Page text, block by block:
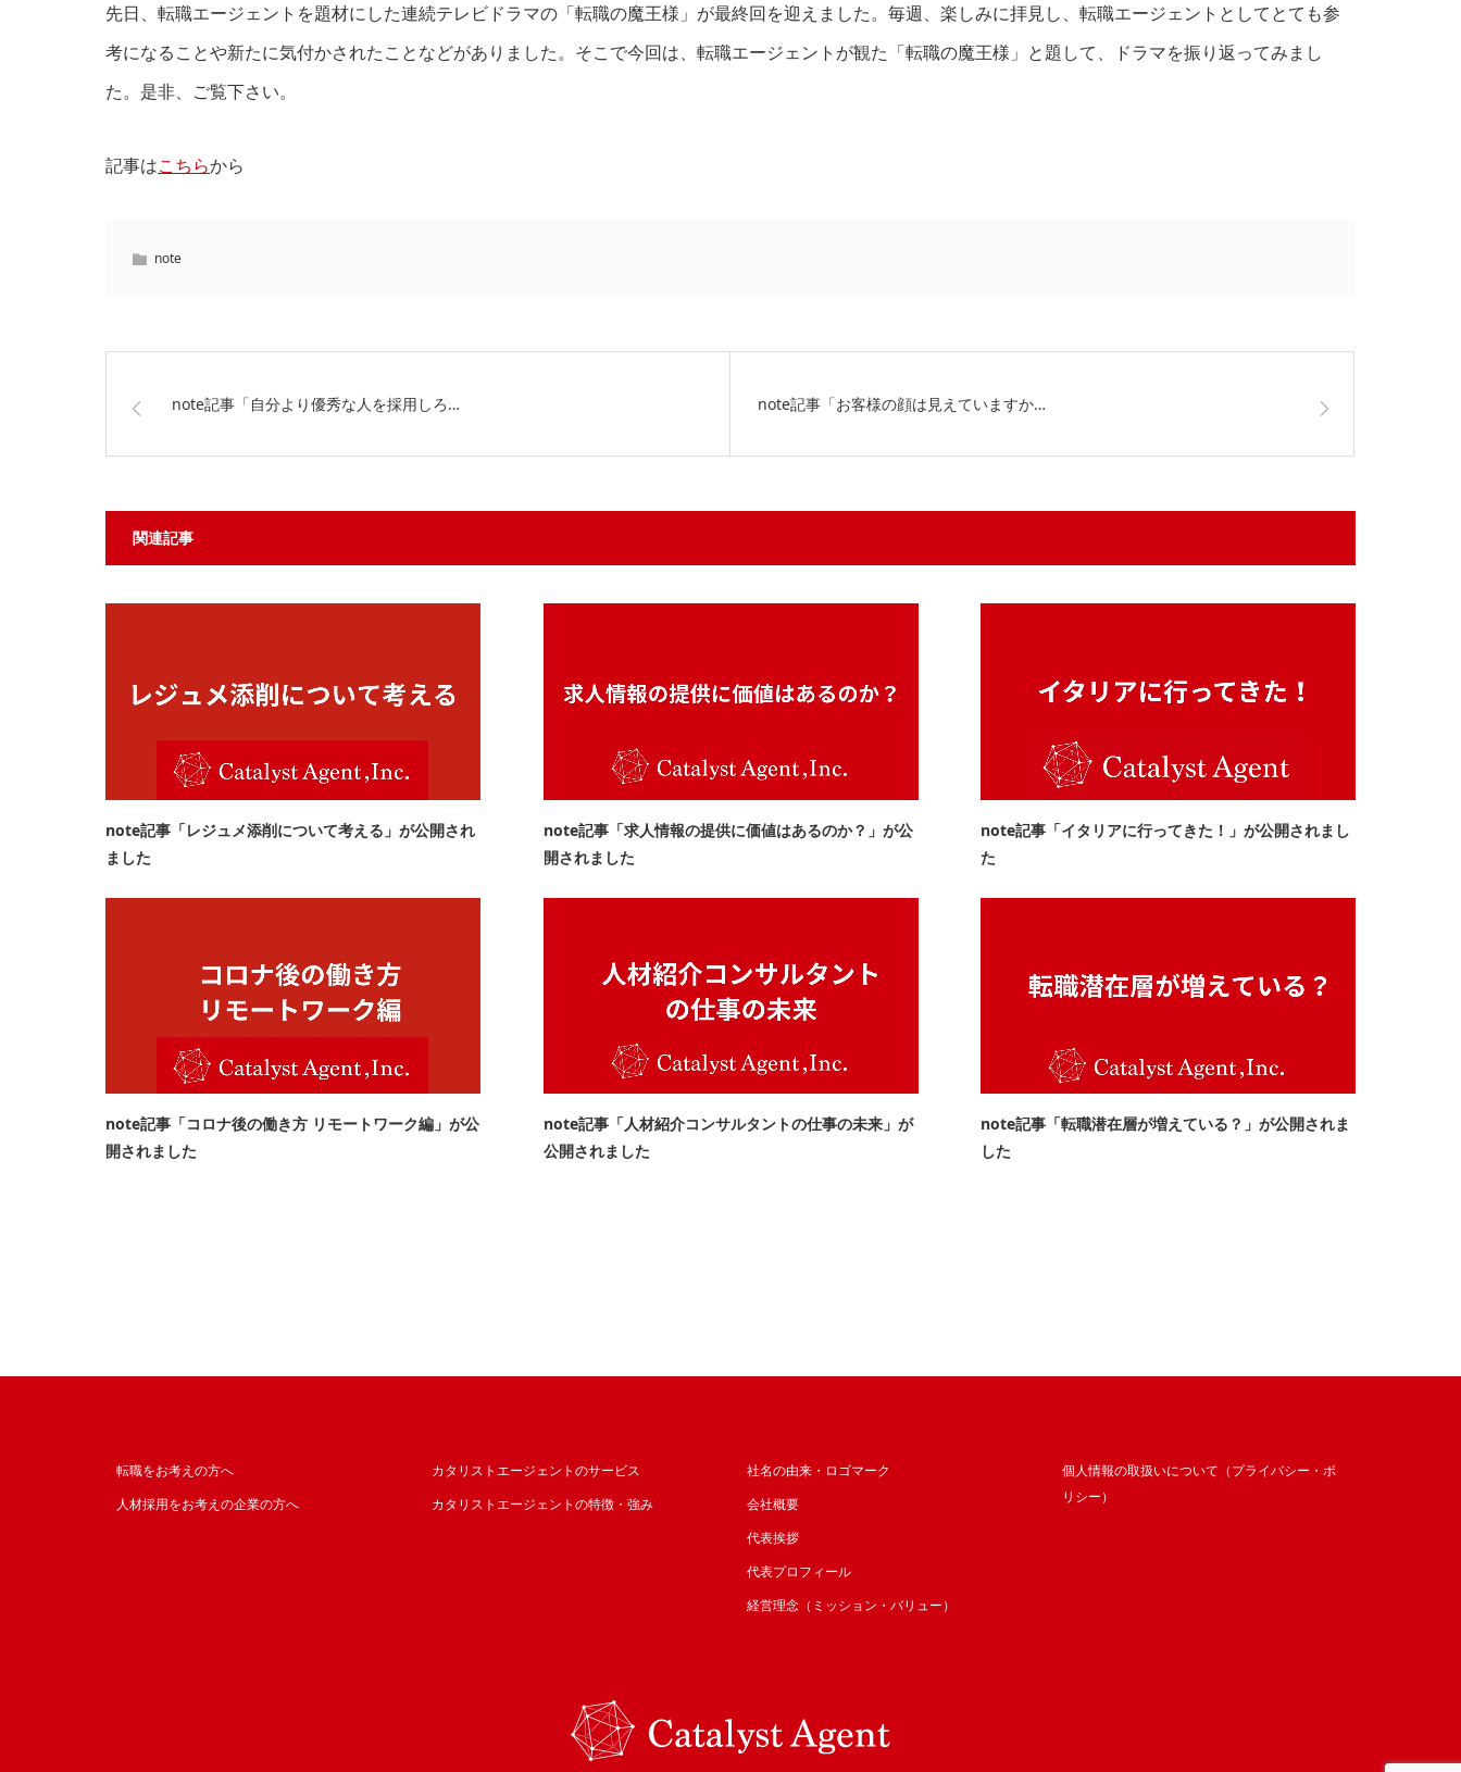
先日、転職エージェントを題材にした連続テレビドラマの「転職の魔王様」が最終回を迎えました。毎週、楽しみに拝見し、転職エージェントとしてとても参
考になることや新たに気付かされたことなどがありました。そこで今回は、転職エージェントが観た「転職の魔王様」と題して、ドラマを振り返ってみまし
た。是非、ご覧下さい。
記事はこちらから
note
note記事「自分より優秀な人を採用しろ… note記事「お客様の顔は見えていますか…
関連記事
note記事「レジュメ添削について考える」が公開され
ました
note記事「求人情報の提供に価値はあるのか？」が公
開されました
note記事「イタリアに行ってきた！」が公開されまし
た
note記事「コロナ後の働き方 リモートワーク編」が公
開されました
note記事「人材紹介コンサルタントの仕事の未来」が
公開されました
note記事「転職潜在層が増えている？」が公開されま
した
転職をお考えの方へ
人材採用をお考えの企業の方へ
カタリストエージェントのサービス
カタリストエージェントの特徴・強み
社名の由来・ロゴマーク
会社概要
代表挨拶
代表プロフィール
経営理念（ミッション・バリュー）
個人情報の取扱いについて（プライバシー・ポ
リシー）